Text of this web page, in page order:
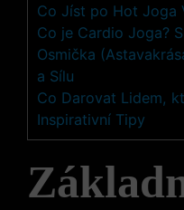
Co Jíst po Hot Joga
Co je Cardio Joga?
Osmička
a Sílu
Co Darovat Lidem,
Inspirativní Tipy